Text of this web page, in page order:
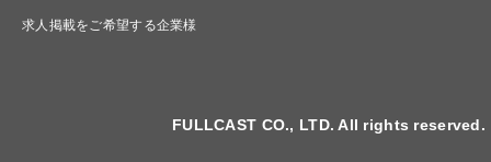
求人掲載をご希望する企業様
FULLCAST CO., LTD. All rights reserved.